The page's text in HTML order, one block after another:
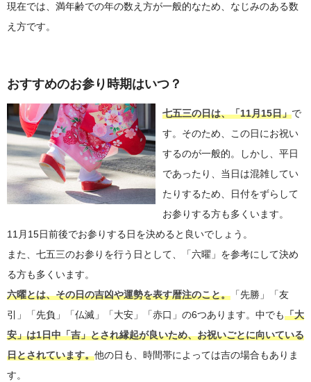
現在では、満年齢での年の数え方が一般的なため、なじみのある数
え方です。
おすすめのお参り時期はいつ？
七五三の日は、「11月15日」で
す。そのため、この日にお祝い
するのが一般的。しかし、平日
であったり、当日は混雑してい
たりするため、日付をずらして
お参りする方も多くいます。
11月15日前後でお参りする日を決めると良いでしょう。
また、七五三のお参りを行う日として、「六曜」を参考にして決め
る方も多くいます。
六曜とは、その日の吉凶や運勢を表す暦注のこと。 「先勝」「友
引」「先負」「仏滅」「大安」「赤口」の6つあります。中でも「大
安」は1日中「吉」とされ縁起が良いため、お祝いごとに向いている
日とされています。他の日も、時間帯によっては吉の場合もありま
す。